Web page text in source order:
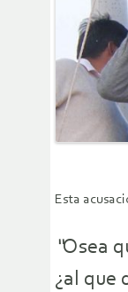
Esta
“Osea
¿al que